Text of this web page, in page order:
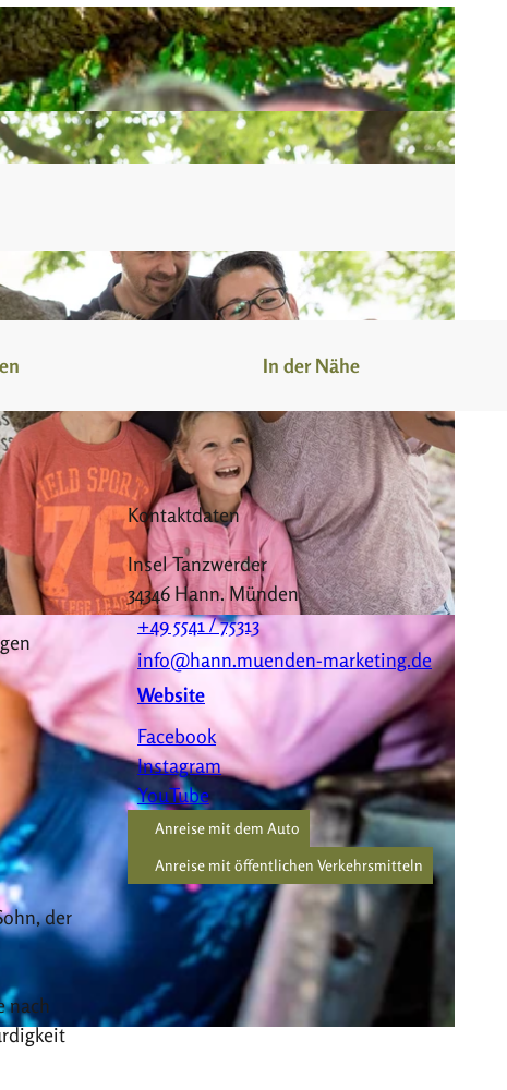
In der Nähe
der
nach
Kontaktdaten
Insel Tanzwerder
34346 Hann. Münden
+49 5541 / 75313
info@hann.muenden-marketing.de
Website
Facebook
Instagram
YouTube
Anreise mit dem Auto
Anreise mit öffentlichen Verkehrsmitteln